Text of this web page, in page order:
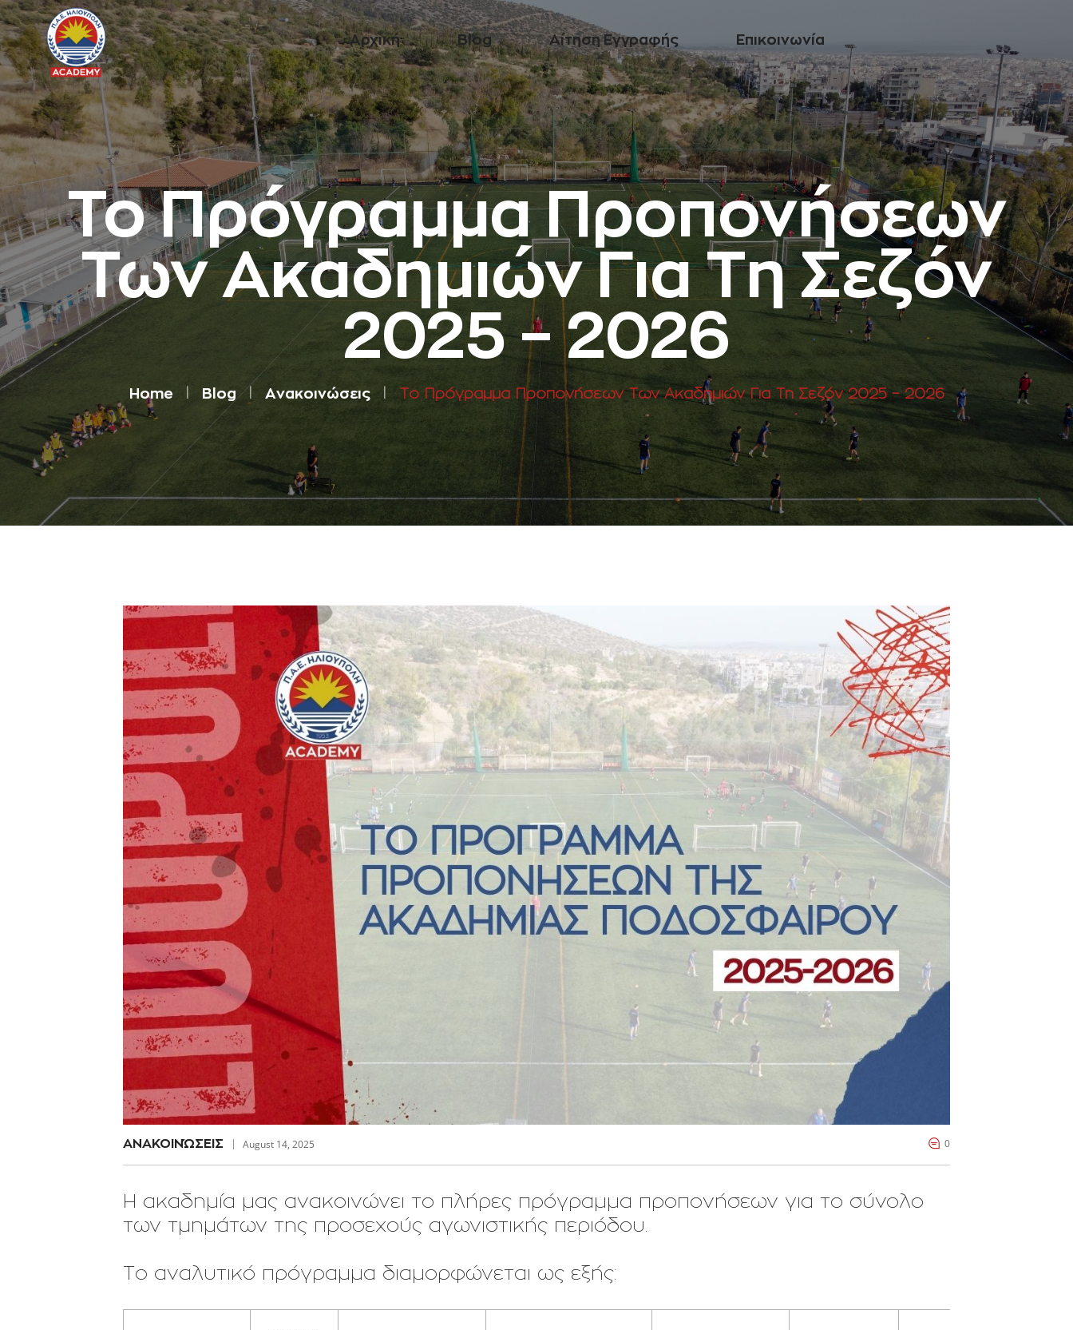
Αρχική Blog Αίτηση Εγγραφής Eπικοινωνία
Το Πρόγραμμα Προπονήσεων
Των Ακαδημιών Για Τη Σεζόν
2025 – 2026
Home Blog Aνακοινώσεις Το Πρόγραμμα Προπονήσεων Των Ακαδημιών Για Τη Σεζόν 2025 – 2026
AΝΑΚΟΙΝΏΣΕΙΣ August 14, 2025 0
Η ακαδημία μας ανακοινώνει το πλήρες πρόγραμμα προπονήσεων για το σύνολο
των τμημάτων της προσεχούς αγωνιστικής περιόδου.
Το αναλυτικό πρόγραμμα διαμορφώνεται ως εξής: